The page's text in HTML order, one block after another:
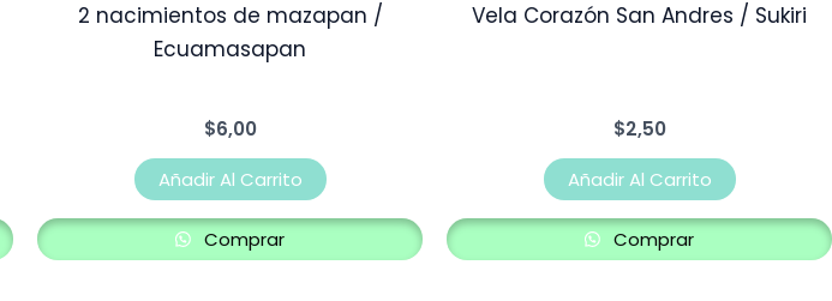
2 nacimientos de mazapan /
Ecuamasapan
$6,00
Añadir Al Carrito
Comprar
Vela Corazón San Andres / Sukiri
$2,50
Añadir Al Carrito
Comprar